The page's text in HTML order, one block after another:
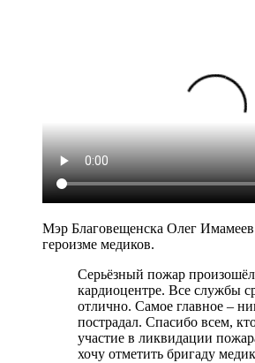
Мэр Благовещенска Олег Имамеев
героизме медиков.
Серьёзный пожар произошёл
кардиоцентре. Все службы
отлично. Самое главное –
пострадал. Спасибо всем,
участие в ликвидации
хочу отметить бригаду